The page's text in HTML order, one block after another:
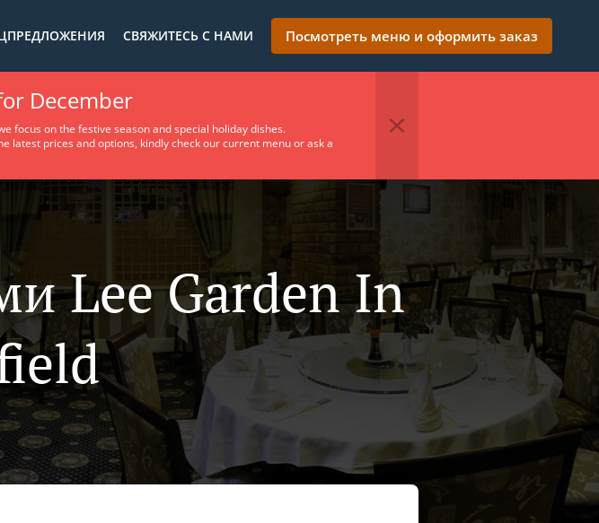
СВЯЖИТЕСЬ С НАМИ Посмотреть меню и оформить заказ
December
focus on the festive season and special holiday dishes.
latest prices and options, kindly check our current menu or ask a
Lee Garden In